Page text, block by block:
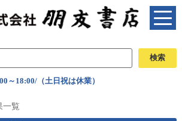
～18:00/（土日祝は休業）
一覧